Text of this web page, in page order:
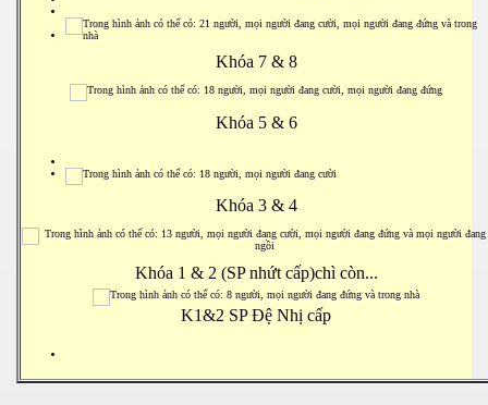
Khóa 7 & 8
Khóa 5 & 6
Khóa 3 & 4
Khóa 1 & 2 (SP nhứt cấp)chì còn...
K1&2 SP Đệ Nhị cấp